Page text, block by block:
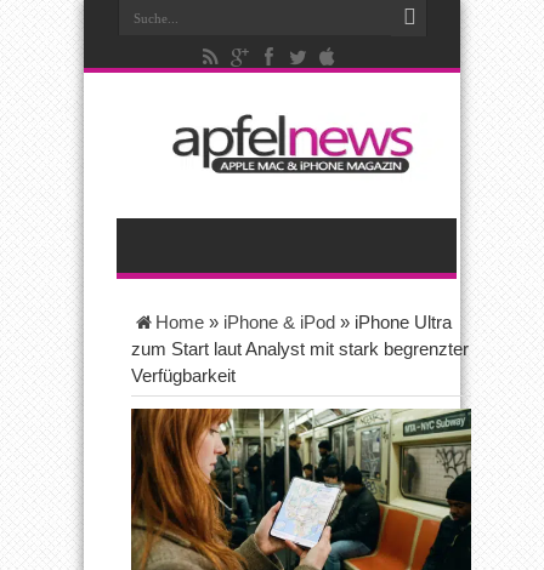
Home » iPhone & iPod » iPhone Ultra
zum Start laut Analyst mit stark begrenzter
Verfügbarkeit